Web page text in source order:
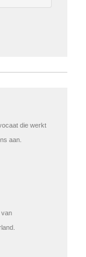
die werkt
aan.
van